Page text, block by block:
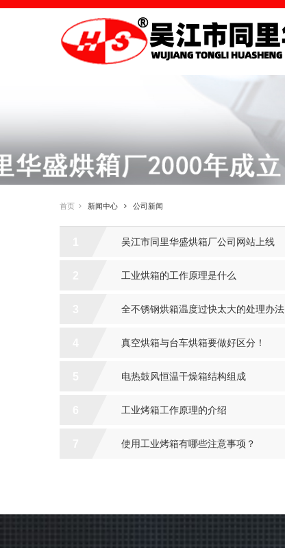
首页 新闻中心 公司新闻
吴江市同里华盛烘箱厂公司网站上线
工业烘箱的工作原理是什么
全不锈钢烘箱温度过快太大的处理办法
真空烘箱与台车烘箱要做好区分！
电热鼓风恒温干燥箱结构组成
工业烤箱工作原理的介绍
使用工业烤箱有哪些注意事项？